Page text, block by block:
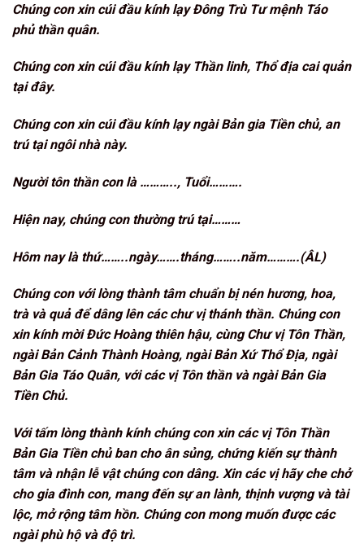
Chúng con xin cúi đầu kính lạy Đông Trù Tư mệnh Táo
phủ thần quân.
Chúng con xin cúi đầu kính lạy Thần linh, Thổ địa cai quản
tại đây.
Chúng con xin cúi đầu kính lạy ngài Bản gia Tiền chủ, an
trú tại ngôi nhà này.
Người tôn thần con là ……….., Tuổi……….
Hiện nay, chúng con thường trú tại………
Hôm nay là thứ……..ngày…….tháng……..năm……….(ÂL)
Chúng con với lòng thành tâm chuẩn bị nén hương, hoa,
trà và quả để dâng lên các chư vị thánh thần. Chúng con
xin kính mời Đức Hoàng thiên hậu, cùng Chư vị Tôn Thần,
ngài Bản Cảnh Thành Hoàng, ngài Bản Xứ Thổ Địa, ngài
Bản Gia Táo Quân, với các vị Tôn thần và ngài Bản Gia
Tiền Chủ.
Với tấm lòng thành kính chúng con xin các vị Tôn Thần
Bản Gia Tiền chủ ban cho ân sủng, chứng kiến sự thành
tâm và nhận lễ vật chúng con dâng. Xin các vị hãy che chở
cho gia đình con, mang đến sự an lành, thịnh vượng và tài
lộc, mở rộng tâm hồn. Chúng con mong muốn được các
ngài phù hộ và độ trì.